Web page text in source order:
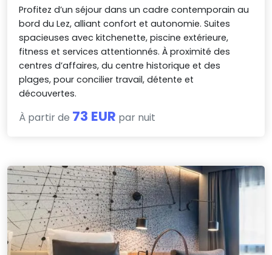
Profitez d’un séjour dans un cadre contemporain au
bord du Lez, alliant confort et autonomie. Suites
spacieuses avec kitchenette, piscine extérieure,
fitness et services attentionnés. À proximité des
centres d’affaires, du centre historique et des
plages, pour concilier travail, détente et
découvertes.
À partir de 73 EUR par nuit